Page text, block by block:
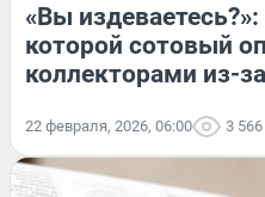
«Вы
которой сотовый
коллекторами из-
22 февраля, 2026, 06:00 3 566